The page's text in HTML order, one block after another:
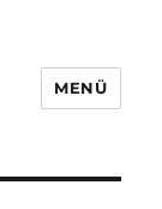
MENÜ